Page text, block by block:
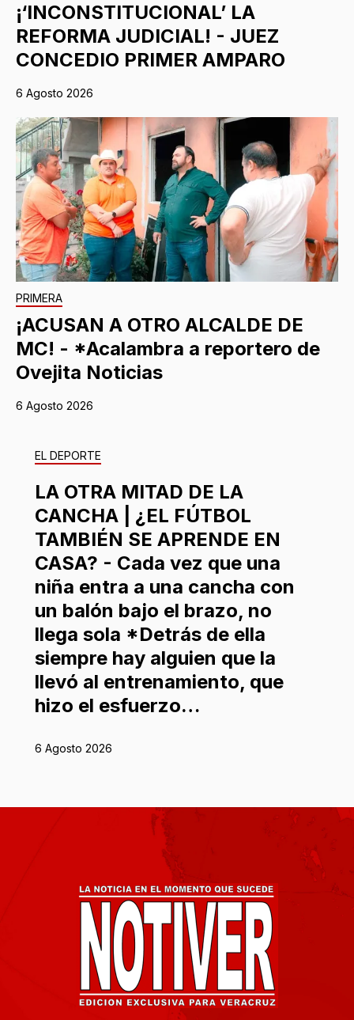
¡‘INCONSTITUCIONAL’ LA
REFORMA JUDICIAL! - JUEZ
CONCEDIO PRIMER AMPARO
6 Agosto 2026
PRIMERA
¡ACUSAN A OTRO ALCALDE DE
MC! - *Acalambra a reportero de
Ovejita Noticias
6 Agosto 2026
EL DEPORTE
LA OTRA MITAD DE LA
CANCHA | ¿EL FÚTBOL
TAMBIÉN SE APRENDE EN
CASA? - Cada vez que una
niña entra a una cancha con
un balón bajo el brazo, no
llega sola *Detrás de ella
siempre hay alguien que la
llevó al entrenamiento, que
hizo el esfuerzo…
6 Agosto 2026